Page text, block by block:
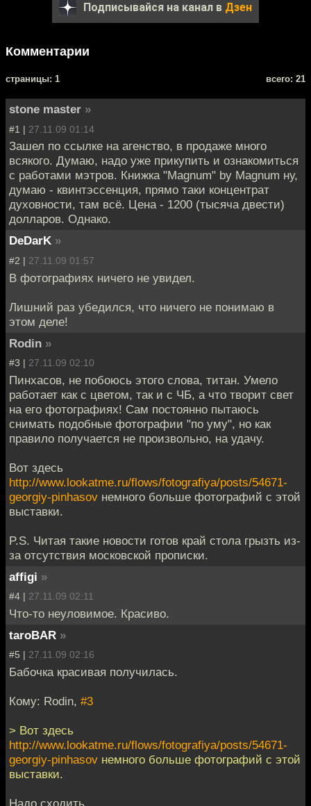
Подписывайся на канал в Дзен
Комментарии
cтраницы: 1 всего: 21
stone master »
#1 | 27.11.09 01:14
Зашел по ссылке на агенство, в продаже много
всякого. Думаю, надо уже прикупить и ознакомиться
с работами мэтров. Книжка "Magnum" by Magnum ну,
думаю - квинтэссенция, прямо таки концентрат
духовности, там всё. Цена - 1200 (тысяча двести)
долларов. Однако.
DeDarK »
#2 | 27.11.09 01:57
В фотографиях ничего не увидел.
Лишний раз убедился, что ничего не понимаю в
этом деле!
Rodin »
#3 | 27.11.09 02:10
Пинхасов, не побоюсь этого слова, титан. Умело
работает как с цветом, так и с ЧБ, а что творит свет
на его фотографиях! Сам постоянно пытаюсь
снимать подобные фотографии "по уму", но как
правило получается не произвольно, на удачу.
Вот здесь
http://www.lookatme.ru/flows/fotografiya/posts/54671-
georgiy-pinhasov немного больше фотографий с этой
выставки.
P.S. Читая такие новости готов край стола грызть из-
за отсутствия московской прописки.
affigi »
#4 | 27.11.09 02:11
Что-то неуловимое. Красиво.
taroBAR »
#5 | 27.11.09 02:16
Бабочка красивая получилась.
Кому: Rodin, #3
> Вот здесь
http://www.lookatme.ru/flows/fotografiya/posts/54671-
georgiy-pinhasov немного больше фотографий с этой
выставки.
Надо сходить.